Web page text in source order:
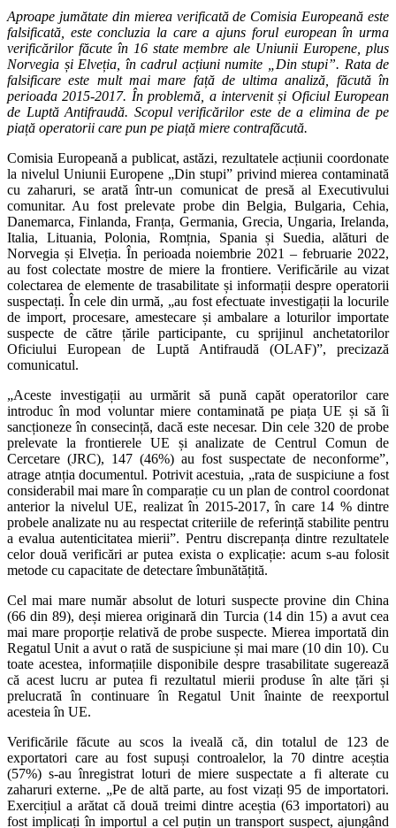
Aproape jumătate din mierea verificată de Comisia Europeană este
falsificată, este concluzia la care a ajuns forul european în urma
verificărilor făcute în 16 state membre ale Uniunii Europene, plus
Norvegia și Elveția, în cadrul acțiuni numite „Din stupi”. Rata de
falsificare este mult mai mare față de ultima analiză, făcută în
perioada 2015-2017. În problemă, a intervenit și Oficiul European
de Luptă Antifraudă. Scopul verificărilor este de a elimina de pe
piață operatorii care pun pe piață miere contrafăcută.
Comisia Europeană a publicat, astăzi, rezultatele acțiunii coordonate
la nivelul Uniunii Europene „Din stupi” privind mierea contaminată
cu zaharuri, se arată într-un comunicat de presă al Executivului
comunitar. Au fost prelevate probe din Belgia, Bulgaria, Cehia,
Danemarca, Finlanda, Franța, Germania, Grecia, Ungaria, Irelanda,
Italia, Lituania, Polonia, Romțnia, Spania și Suedia, alături de
Norvegia și Elveția. În perioada noiembrie 2021 – februarie 2022,
au fost colectate mostre de miere la frontiere. Verificările au vizat
colectarea de elemente de trasabilitate și informații despre operatorii
suspectați. În cele din urmă, „au fost efectuate investigații la locurile
de import, procesare, amestecare și ambalare a loturilor importate
suspecte de către țările participante, cu sprijinul anchetatorilor
Oficiului European de Luptă Antifraudă (OLAF)”, precizază
comunicatul.
„Aceste investigații au urmărit să pună capăt operatorilor care
introduc în mod voluntar miere contaminată pe piața UE și să îi
sancționeze în consecință, dacă este necesar. Din cele 320 de probe
prelevate la frontierele UE și analizate de Centrul Comun de
Cercetare (JRC), 147 (46%) au fost suspectate de neconforme”,
atrage atnția documentul. Potrivit acestuia, „rata de suspiciune a fost
considerabil mai mare în comparație cu un plan de control coordonat
anterior la nivelul UE, realizat în 2015-2017, în care 14 % dintre
probele analizate nu au respectat criteriile de referință stabilite pentru
a evalua autenticitatea mierii”. Pentru discrepanța dintre rezultatele
celor două verificări ar putea exista o explicație: acum s-au folosit
metode cu capacitate de detectare îmbunătățită.
Cel mai mare număr absolut de loturi suspecte provine din China
(66 din 89), deși mierea originară din Turcia (14 din 15) a avut cea
mai mare proporție relativă de probe suspecte. Mierea importată din
Regatul Unit a avut o rată de suspiciune și mai mare (10 din 10). Cu
toate acestea, informațiile disponibile despre trasabilitate sugerează
că acest lucru ar putea fi rezultatul mierii produse în alte țări și
prelucrată în continuare în Regatul Unit înainte de reexportul
acesteia în UE.
Verificările făcute au scos la iveală că, din totalul de 123 de
exportatori care au fost supuși controalelor, la 70 dintre aceștia
(57%) s-au înregistrat loturi de miere suspectate a fi alterate cu
zaharuri externe. „Pe de altă parte, au fost vizați 95 de importatori.
Exercițiul a arătat că două treimi dintre aceștia (63 importatori) au
fost implicați în importul a cel puțin un transport suspect, ajungând